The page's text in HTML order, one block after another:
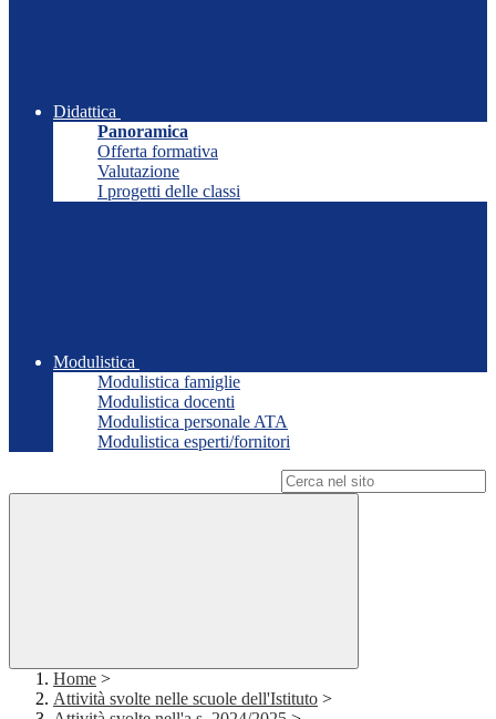
Didattica
Panoramica
Offerta formativa
Valutazione
I progetti delle classi
Modulistica
Modulistica famiglie
Modulistica docenti
Modulistica personale ATA
Modulistica esperti/fornitori
Home >
Attività svolte nelle scuole dell'Istituto >